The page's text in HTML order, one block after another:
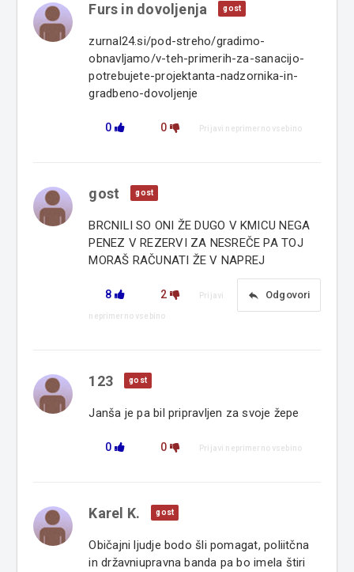
Furs in dovoljenja gost
zurnal24.si/pod-streho/gradimo-
obnavljamo/v-teh-primerih-za-sanacijo-
potrebujete-projektanta-nadzornika-in-
gradbeno-dovoljenje
0 0 Prijavi neprimerno vsebino
gost gost
BRCNILI SO ONI ŽE DUGO V KMICU NEGA
PENEZ V REZERVI ZA NESREČE PA TOJ
MORAŠ RAČUNATI ŽE V NAPREJ
8 2 reply Odgovori
Prijavi
neprimerno vsebino
123 gost
Janša je pa bil pripravljen za svoje žepe
0 0 Prijavi neprimerno vsebino
Karel K. gost
Običajni ljudje bodo šli pomagat, poliitčna
in državniupravna banda pa bo imela štiri